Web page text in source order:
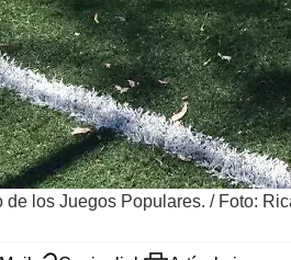
de los Juegos Populares. / Foto: